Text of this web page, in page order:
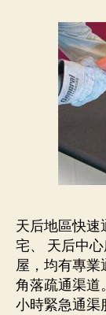
天后地區快
宅、 天后中
屋，均有專業
角落疏通渠道
小時緊急通渠